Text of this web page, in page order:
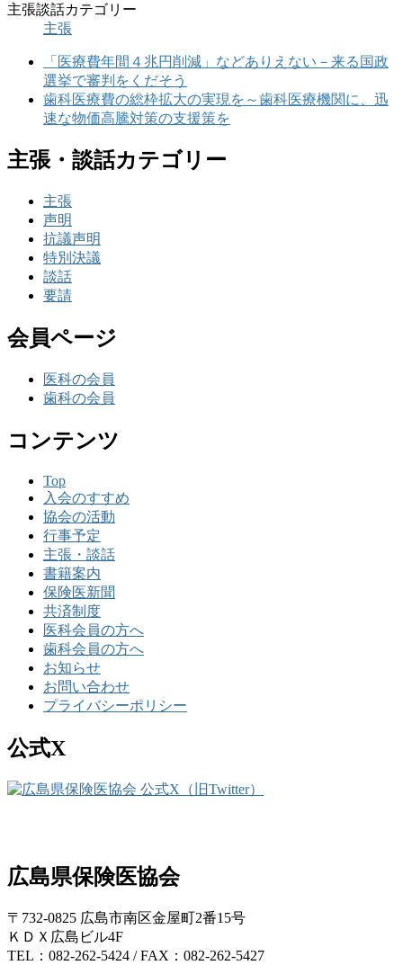
主張談話カテゴリー
主張
「医療費年間４兆円削減」などありえない－来る国政
選挙で審判をくだそう
歯科医療費の総枠拡大の実現を～歯科医療機関に、迅
速な物価高騰対策の支援策を
主張・談話カテゴリー
主張
声明
抗議声明
特別決議
談話
要請
会員ページ
医科の会員
歯科の会員
コンテンツ
Top
入会のすすめ
協会の活動
行事予定
主張・談話
書籍案内
保険医新聞
共済制度
医科会員の方へ
歯科会員の方へ
お知らせ
お問い合わせ
プライバシーポリシー
公式X
広島県保険医協会
〒732-0825 広島市南区金屋町2番15号
ＫＤＸ広島ビル4F
TEL：082-262-5424 / FAX：082-262-5427